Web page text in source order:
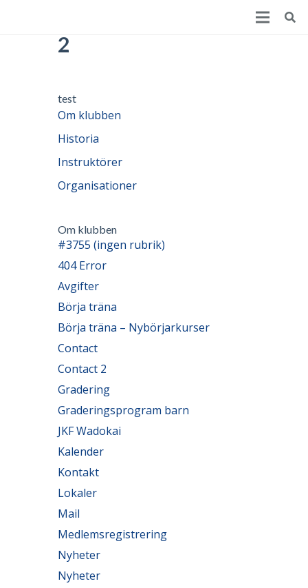
2
test
Om klubben
Historia
Instruktörer
Organisationer
Om klubben
#3755 (ingen rubrik)
404 Error
Avgifter
Börja träna
Börja träna – Nybörjarkurser
Contact
Contact 2
Gradering
Graderingsprogram barn
JKF Wadokai
Kalender
Kontakt
Lokaler
Mail
Medlemsregistrering
Nyheter
Nyheter